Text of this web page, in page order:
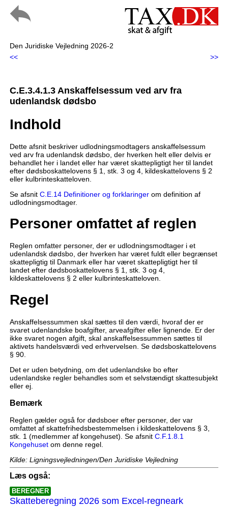
Den Juridiske Vejledning 2026-2
<<
>>
C.E.3.4.1.3 Anskaffelsessum ved arv fra
udenlandsk dødsbo
Indhold
Dette afsnit beskriver udlodningsmodtagers anskaffelsessum
ved arv fra udenlandsk dødsbo, der hverken helt eller delvis er
behandlet her i landet eller har været skattepligtigt her til landet
efter dødsboskattelovens § 1, stk. 3 og 4, kildeskattelovens § 2
eller kulbrinteskatteloven.
Se afsnit C.E.14 Definitioner og forklaringerom definition af
udlodningsmodtager.
Personer omfattet af reglen
Reglen omfatter personer, der er udlodningsmodtager i et
udenlandsk dødsbo, der hverken har været fuldt eller begrænset
skattepligtig til Danmark eller har været skattepligtigt her til
landet efter dødsboskattelovens § 1, stk. 3 og 4,
kildeskattelovens § 2 eller kulbrinteskatteloven.
Regel
Anskaffelsessummen skal sættes til den værdi, hvoraf der er
svaret udenlandske boafgifter, arveafgifter eller lignende. Er der
ikke svaret nogen afgift, skal anskaffelsessummen sættes til
aktivets handelsværdi ved erhvervelsen. Se dødsboskattelovens
§ 90.
Det er uden betydning, om det udenlandske bo efter
udenlandske regler behandles som et selvstændigt skattesubjekt
eller ej.
Bemærk
Reglen gælder også for dødsboer efter personer, der var
omfattet af skattefrihedsbestemmelsen i kildeskattelovens § 3,
stk. 1 (medlemmer af kongehuset). Se afsnit C.F.1.8.1
Kongehusetom denne regel.
Kilde: Ligningsvejledningen/Den Juridiske Vejledning
Læs også:
BEREGNER
Skatteberegning 2026 som Excel-regneark